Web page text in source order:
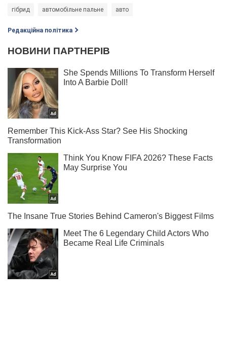
гібрид автомобільне пальне авто
Редакційна політика